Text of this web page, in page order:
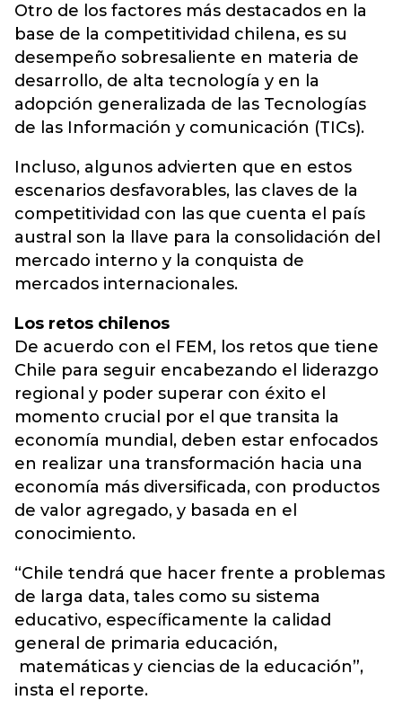
Otro de los factores más destacados en la
base de la competitividad chilena, es su
desempeño sobresaliente en materia de
desarrollo, de alta tecnología y en la
adopción generalizada de las Tecnologías
de las Información y comunicación (TICs).
Incluso, algunos advierten que en estos
escenarios desfavorables, las claves de la
competitividad con las que cuenta el país
austral son la llave para la consolidación del
mercado interno y la conquista de
mercados internacionales.
Los retos chilenos
De acuerdo con el FEM, los retos que tiene
Chile para seguir encabezando el liderazgo
regional y poder superar con éxito el
momento crucial por el que transita la
economía mundial, deben estar enfocados
en realizar una transformación hacia una
economía más diversificada, con productos
de valor agregado, y basada en el
conocimiento.
“Chile tendrá que hacer frente a problemas
de larga data, tales como su sistema
educativo, específicamente la calidad
general de primaria educación,
matemáticas y ciencias de la educación”,
insta el reporte.